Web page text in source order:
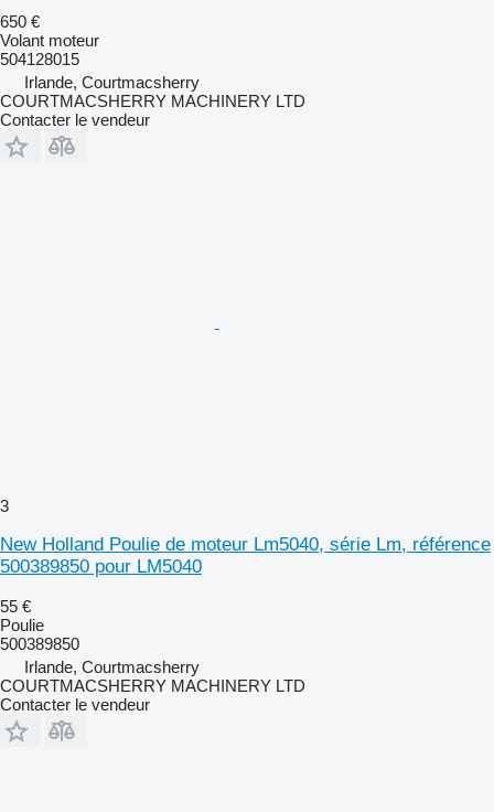
650 €
Volant moteur
504128015
Irlande, Courtmacsherry
COURTMACSHERRY MACHINERY LTD
Contacter le vendeur
3
New Holland Poulie de moteur Lm5040, série Lm, référence
500389850 pour LM5040
55 €
Poulie
500389850
Irlande, Courtmacsherry
COURTMACSHERRY MACHINERY LTD
Contacter le vendeur